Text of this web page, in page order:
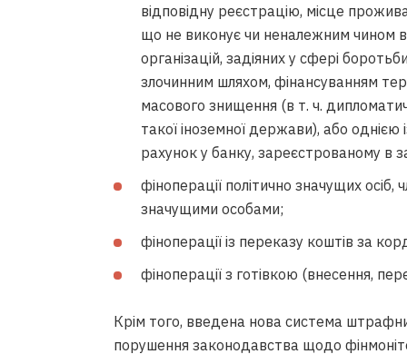
відповідну реєстрацію, місце
що не виконує чи неналежним чином
організацій, задіяних у сфері
злочинним шляхом, фінансуванням
масового знищення (в т. ч.
такої іноземної держави), або однією
рахунок у банку, зареєстрованому в
фіноперації політично значущих осіб,
значущими особами;
фіноперації із переказу коштів за
фіноперації з готівкою (внесення,
Крім того, введена нова система
порушення законодавства щодо